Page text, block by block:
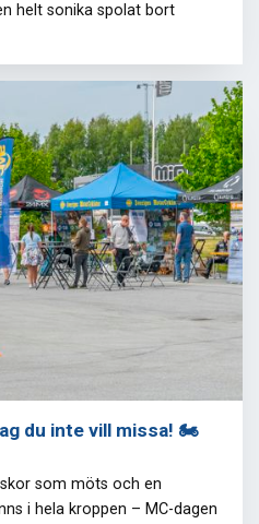
helt sonika spolat bort
du inte vill missa! 🏍️
som möts och en
i hela kroppen – MC-dagen